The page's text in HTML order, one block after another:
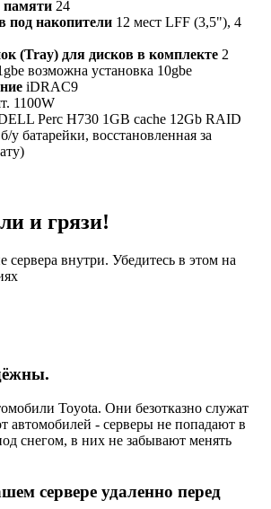
памяти 24
под накопители 12 мест LFF (3,5"), 4
(Tray) для дисков в комплекте 2
возможна установка 10gbe
iDRAC9
1100W
Perc H730 1GB cache 12Gb RAID
у батарейки, восстановленная за
и грязи!
сервера внутри. Убедитесь в этом на
Toyota. Они безотказно служат
автомобилей - серверы не попадают в
снегом, в них не забывают менять
сервере удаленно перед